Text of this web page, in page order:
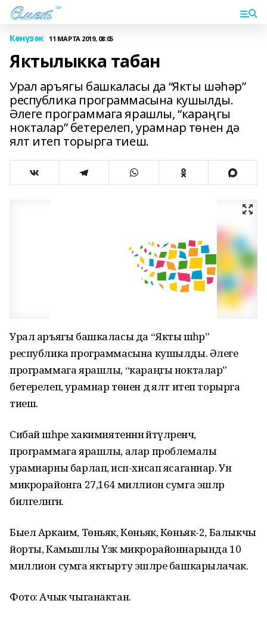
Көнүзәк 11 МАРТА 2019, 08:05
Яктылыкка табан
Урал аръягы башкаласы да “Якты шәһәр”
республика программасына кушылды.
Әлеге программага ярашлы, “караңгы
нокталар” бетерелеп, урамнар төнен дә
ялт итеп торырга тиеш.
Урал аръягы башкаласы да “Якты шәһәр”
республика программасына кушылды. Әлеге
программага ярашлы, “караңгы нокталар”
бетерелеп, урамнар төнен дә ялт итеп торырга
тиеш.
Сибай шәһәре хакимиятеннән әйтүләренчә,
программага ярашлы, алар проблемалы
урамнарны барлап, исәп-хисап ясаганнар. Ун
микрорайонга 27,164 миллион сумга эшләр
билгеләнгән.
Быел Аркаим, Төньяк, Көньяк, Көньяк-2, Балыкчы
йорты, Камышлы Үзәк микрорайоннарында 10
миллион сумга яктырту эшләре башкарылачак.
Фото: Ачык чыганактан.